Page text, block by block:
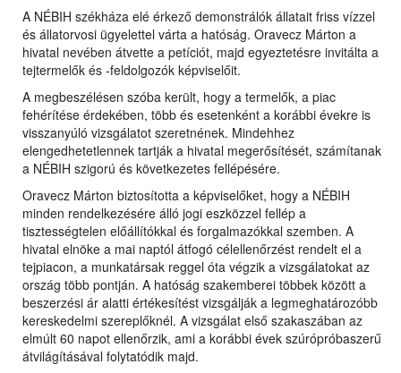
A NÉBIH székháza elé érkező demonstrálók állatait friss vízzel
és állatorvosi ügyelettel várta a hatóság. Oravecz Márton a
hivatal nevében átvette a petíciót, majd egyeztetésre invitálta a
tejtermelők és -feldolgozók képviselőit.
A megbeszélésen szóba került, hogy a termelők, a piac
fehérítése érdekében, több és esetenként a korábbi évekre is
visszanyúló vizsgálatot szeretnének. Mindehhez
elengedhetetlennek tartják a hivatal megerősítését, számítanak
a NÉBIH szigorú és következetes fellépésére.
Oravecz Márton biztosította a képviselőket, hogy a NÉBIH
minden rendelkezésére álló jogi eszközzel fellép a
tisztességtelen előállítókkal és forgalmazókkal szemben. A
hivatal elnöke a mai naptól átfogó célellenőrzést rendelt el a
tejpiacon, a munkatársak reggel óta végzik a vizsgálatokat az
ország több pontján. A hatóság szakemberei többek között a
beszerzési ár alatti értékesítést vizsgálják a legmeghatározóbb
kereskedelmi szereplőknél. A vizsgálat első szakaszában az
elmúlt 60 napot ellenőrzik, ami a korábbi évek szúrópróbaszerű
átvilágításával folytatódik majd.